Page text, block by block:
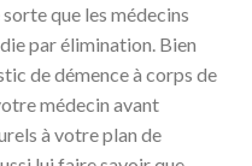
que les médecins
par élimination. Bien
de démence à corps de
médecin avant
à votre plan de